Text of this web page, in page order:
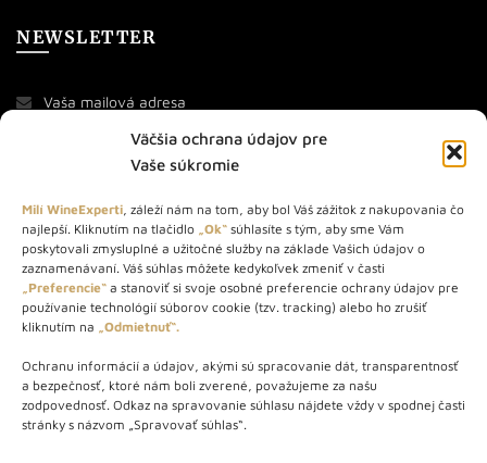
Väčšia ochrana údajov pre
Vaše súkromie
Milí WineExperti, záleží nám na tom, aby bol Váš zážitok z nakupovania čo
najlepší. Kliknutím na tlačidlo „Ok“ súhlasíte s tým, aby sme Vám
poskytovali zmysluplné a užitočné služby na základe Vašich údajov o
zaznamenávaní. Váš súhlas môžete kedykoľvek zmeniť v časti
„Preferencie“ a stanoviť si svoje osobné preferencie ochrany údajov pre
používanie technológií súborov cookie (tzv. tracking) alebo ho zrušiť
kliknutím na „Odmietnuť“.
Ochranu informácií a údajov, akými sú spracovanie dát, transparentnosť
a bezpečnosť, ktoré nám boli zverené, považujeme za našu
zodpovednosť. Odkaz na spravovanie súhlasu nájdete vždy v spodnej časti
stránky s názvom „Spravovať súhlas“.
NEWSLETTER
O NÁS
STORE – obchod s vínom a destilátmi od roku 2010. Na našej
webovej stránke predávame viac ako 1000+ značkových
produktov.
Info tel.: +421 917 779 888
Vínotéka: +421 917 888 879
Vínotéka: Bratislavská 49/B, Bratislava 841 06